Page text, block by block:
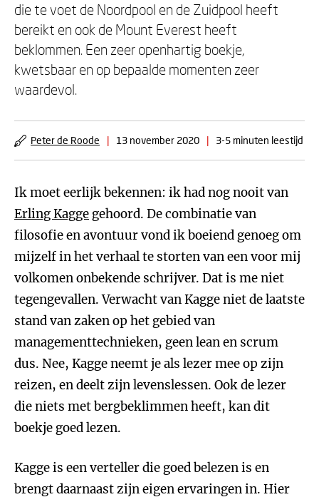
die te voet de Noordpool en de Zuidpool heeft
bereikt en ook de Mount Everest heeft
beklommen. Een zeer openhartig boekje,
kwetsbaar en op bepaalde momenten zeer
waardevol.
Peter de Roode | 13 november 2020 | 3-5 minuten leestijd
Ik moet eerlijk bekennen: ik had nog nooit van
Erling Kagge gehoord. De combinatie van
filosofie en avontuur vond ik boeiend genoeg om
mijzelf in het verhaal te storten van een voor mij
volkomen onbekende schrijver. Dat is me niet
tegengevallen. Verwacht van Kagge niet de laatste
stand van zaken op het gebied van
managementtechnieken, geen lean en scrum
dus. Nee, Kagge neemt je als lezer mee op zijn
reizen, en deelt zijn levenslessen. Ook de lezer
die niets met bergbeklimmen heeft, kan dit
boekje goed lezen.
Kagge is een verteller die goed belezen is en
brengt daarnaast zijn eigen ervaringen in. Hier